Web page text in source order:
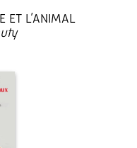
ET L’ANIMAL